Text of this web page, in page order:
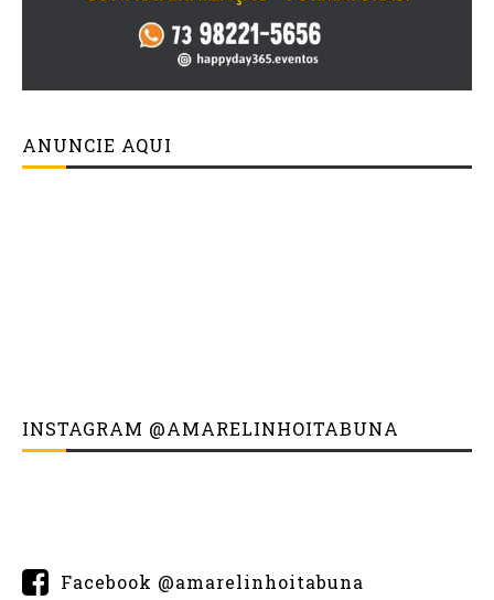
ANUNCIE AQUI
INSTAGRAM @AMARELINHOITABUNA
Facebook @amarelinhoitabuna